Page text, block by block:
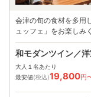
会津の旬の食材を多用
ュッフェ」をお楽しみ
和モダンツイン／
大人１名あたり
最安値(税込)19,800円